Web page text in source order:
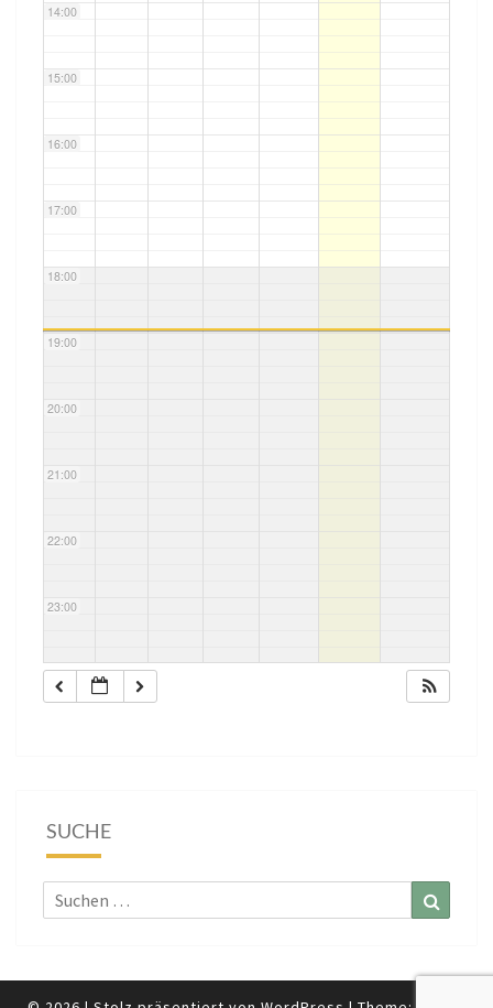
14:00
15:00
16:00
17:00
18:00
19:00
20:00
21:00
22:00
23:00
SUCHE
Suchen
nach: